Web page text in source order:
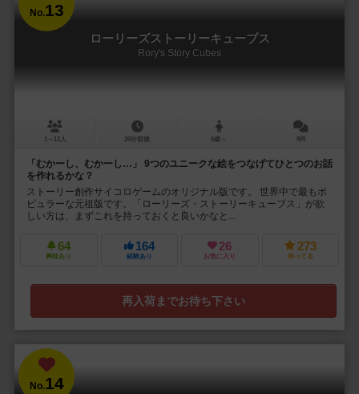
No.13
ローリーズストーリーキューブス
Rory's Story Cubes
1～12人 20分前後 6歳～ 8件
「むかーし、むかーし…」 9つのユニークな絵をつなげてひとつのお話
を作れるかな？
ストーリー創作サイコロゲームのオリジナル版です。 世界中で最もポ
ピュラーな元祖版です。「ローリーズ・ストーリーキューブス」が欲
しい方は、まずこれを持っておくと良いかなと...
64
興味あり
164
経験あり
26
お気に入り
273
持ってる
再入荷までお待ち下さい
No.14